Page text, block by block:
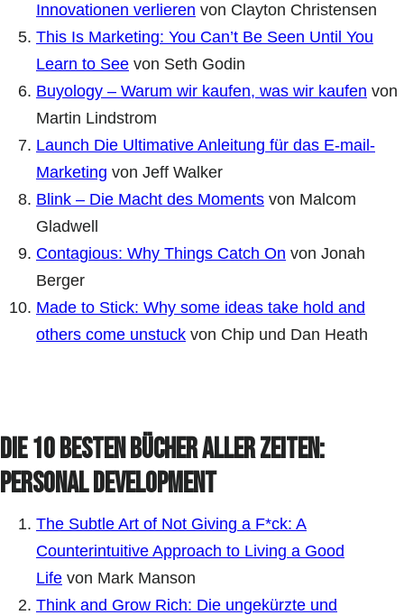
Innovationen verlieren von Clayton Christensen
This Is Marketing: You Can’t Be Seen Until You
Learn to See von Seth Godin
Buyology – Warum wir kaufen, was wir kaufen von
Martin Lindstrom
Launch Die Ultimative Anleitung für das E-mail-
Marketing von Jeff Walker
Blink – Die Macht des Moments von Malcom
Gladwell
Contagious: Why Things Catch On von Jonah
Berger
Made to Stick: Why some ideas take hold and
others come unstuck von Chip und Dan Heath
Die 10 besten Bücher aller Zeiten:
Personal Development
The Subtle Art of Not Giving a F*ck: A
Counterintuitive Approach to Living a Good
Life von Mark Manson
Think and Grow Rich: Die ungekürzte und